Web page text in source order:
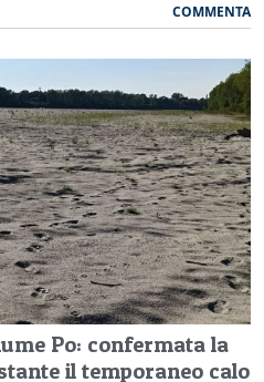
COMMENTA
Po: confermata la
il temporaneo calo